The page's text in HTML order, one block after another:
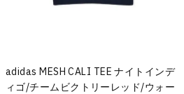
adidas MESH CALI TEE ナイトインデ
ィゴ/チームビクトリーレッド/ウォー